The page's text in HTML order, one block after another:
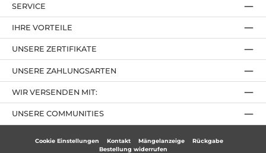
IHRE VORTEILE
UNSERE ZAHLUNGSARTEN
UNSERE ZERTIFIKATE
SERVICE
UNSERE COMMUNITIES
WIR VERSENDEN MIT:
Cookie Einstellungen Kontakt Mängelanzeige
Rückgabe
Bestellung widerrufen